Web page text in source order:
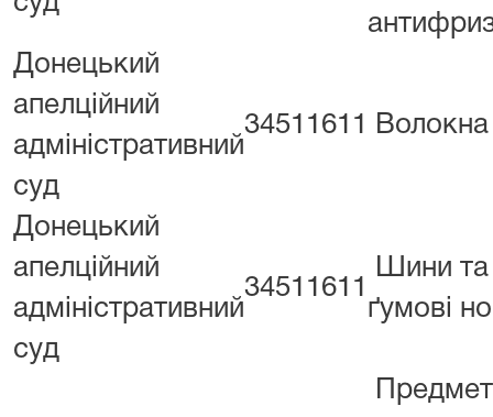
Донецький
апелційний
адміністративний
суд
34511611 Волокна
Донецький
апелційний
адміністративний
суд
34511611
Шини
ґумові